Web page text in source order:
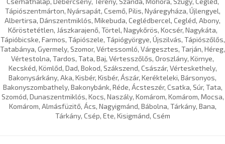
Tápiószentmárton, Nyársapát, Csemő, Pilis, Nyáregyháza, Újlengyel,
Albertirsa, Dánszentmiklós, Mikebuda, Ceglédbercel, Cegléd, Abony,
Kőröstetétlen, Jászkarajenő, Törtel, Nagykőrös, Kocsér, Nagykáta,
Tápióbicske, Farmos, Tápiószele, Tápiógyörgye, Újszilvás, Tápiószőlős,
Tatabánya, Gyermely, Szomor, Vértessomló, Várgesztes, Tarján, Héreg,
Vértestolna, Tardos, Tata, Baj, Vértesszőlős, Oroszlány, Környe,
Kecskéd, Kömlőd, Dad, Bokod, Szákszend, Császár, Vérteskethely,
Bakonysárkány, Aka, Kisbér, Kisbér, Ászár, Kerékteleki, Bársonyos,
Bakonyszombathely, Bakonybánk, Réde, Ácsteszér, Csatka, Súr, Tata,
Szomód, Dunaszentmiklós, Kocs, Naszály, Komárom, Komárom, Mocsa,
Komárom, Almásfüzitő, Ács, Nagyigmánd, Bábolna, Tárkány, Bana,
Tárkány, Csép, Ete, Kisigmánd, Csém